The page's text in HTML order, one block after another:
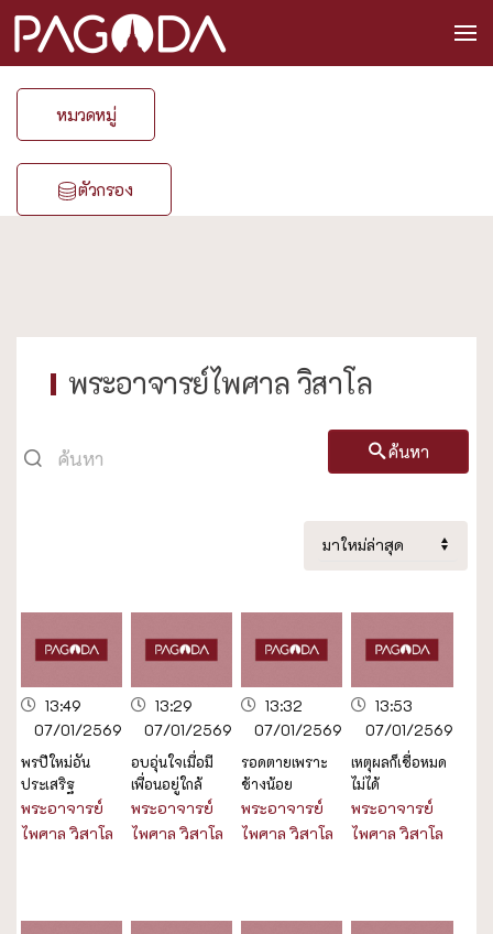
หมวดหมู่
ตัวกรอง
พระอาจารย์ไพศาล วิสาโล
ค้นหา
13:49
07/01/2569
พรปีใหม่อัน
ประเสริฐ
พระอาจารย์
ไพศาล วิสาโล
13:29
07/01/2569
อบอุ่นใจเมื่อมี
เพื่อนอยู่ใกล้
พระอาจารย์
ไพศาล วิสาโล
13:32
07/01/2569
รอดตายเพราะ
ช้างน้อย
พระอาจารย์
ไพศาล วิสาโล
13:53
07/01/2569
เหตุผลก็เชื่อหมด
ไม่ได้
พระอาจารย์
ไพศาล วิสาโล